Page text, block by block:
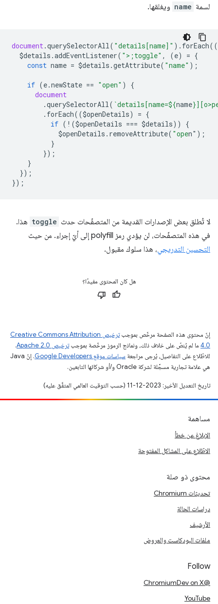
لسمة name ويغلقها.
document.querySelectorAll( "details[name]" ). forEach((
$details .addEventListener( ">;toggle" , (e) = {
const name = $details .getAttribute( "name" );
if (e.newState == "open" )
{
document
.querySelectorAll( `details[name=${name}
. forEach(($openDetails) = {
if ( ! ($openDetails === $details))
{
$openDetails . removeAttribute( "open" );
}
});
}
});
});
لا تُطلق بعض الإصدارات القديمة من المتصفّحات حدث toggle هذا.
في هذه المتصفّحات، لن يؤدي رمز polyfill إلى أيّ إجراء. من حيث
التحسين التدريجي، هذا سلوك مقبول.
هل كان المحتوى مفيدًا؟
إنّ محتوى هذه الصفحة مرخّص بموجب
ترخيص Creative Commons Attribution
4.0‏ ما لم يُنصّ على خلاف ذلك، ونماذج الرموز مرخّصة بموجبترخيص Apache 2.0‏
.
للاطّلاع على التفاصيل، يُرجى مراجعة سياسات موقع Google Developers‏
. إنّ Java
هي علامة تجارية مسجَّلة لشركة Oracle و/أو شركائها التابعين.
تاريخ التعديل الأخير: 2023-12-11 (حسب التوقيت العالمي المتفَّق عليه)
مساهمة
الإبلاغ عن خطأ
الاطّلاع على المشاكل المفتوحة
محتوى ذو صلة
تحديثات Chromium
دراسات الحالة
الأرشيف
ملفات البودكاست والعروض
Follow
@ChromiumDev on X
YouTube